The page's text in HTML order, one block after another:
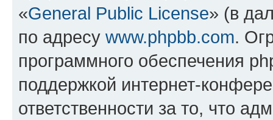
«General Public License» (в
по адресу www.phpbb.com.
программного обеспечения
поддержкой интернет-
ответственности за то, что